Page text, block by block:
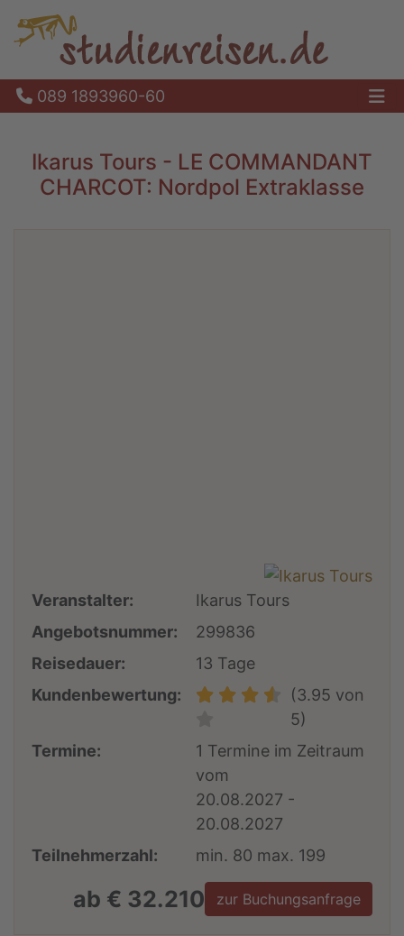
089 1893960-60
Ikarus Tours - LE COMMANDANT
CHARCOT: Nordpol Extraklasse
Veranstalter:
Ikarus Tours
Angebotsnummer:
299836
Reisedauer:
13 Tage
Kundenbewertung:
(3.95 von
5)
Termine:
1 Termine im Zeitraum
vom
20.08.2027 -
20.08.2027
Teilnehmerzahl:
min. 80 max. 199
ab € 32.210 zur Buchungsanfrage